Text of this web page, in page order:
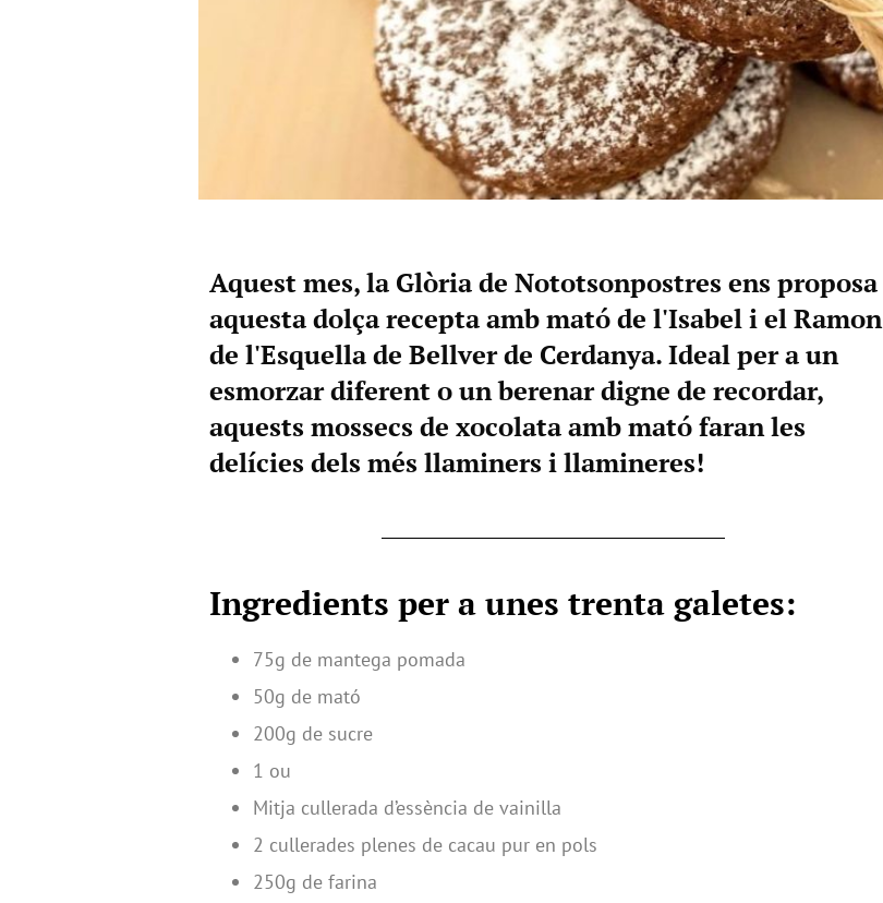
Aquest mes, la Glòria de Nototsonpostres ens proposa
aquesta dolça recepta amb mató de l'Isabel i el Ramon
de l'Esquella de Bellver de Cerdanya. Ideal per a un
esmorzar diferent o un berenar digne de recordar,
aquests mossecs de xocolata amb mató faran les
delícies dels més llaminers i llamineres!
Ingredients per a unes trenta galetes:
75g de mantega pomada
50g de mató
200g de sucre
1 ou
Mitja cullerada d’essència de vainilla
2 cullerades plenes de cacau pur en pols
250g de farina